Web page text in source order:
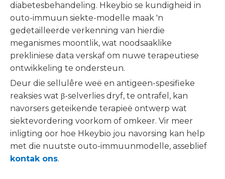
diabetesbehandeling. Hkeybio se kundigheid in
outo-immuun siekte-modelle maak 'n
gedetailleerde verkenning van hierdie
meganismes moontlik, wat noodsaaklike
prekliniese data verskaf om nuwe terapeutiese
ontwikkeling te ondersteun.
Deur die sellulêre weë en antigeen-spesifieke
reaksies wat β-selverlies dryf, te ontrafel, kan
navorsers geteikende terapieë ontwerp wat
siektevordering voorkom of omkeer. Vir meer
inligting oor hoe Hkeybio jou navorsing kan help
met die nuutste outo-immuunmodelle, asseblief
kontak ons.